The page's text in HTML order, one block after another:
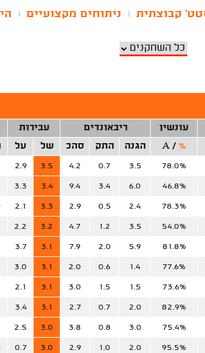
קבוצתית ניתוחים מקצועיים
עונשין ריבאונדים עבירות
%
/
A הגנה התק סהכ של על
78.0%
3.5
0.7
4.2
3.5
2.9
46.8%
6.0
3.4
9.4
3.4
3.3
78.3%
2.4
0.5
2.9
3.3
2.1
54.0%
3.5
1.2
4.7
3.2
2.2
81.8%
5.9
2.0
7.9
3.1
3.7
77.6%
1.4
0.6
2.0
3.1
3.0
73.6%
1.5
1.5
3.0
3.1
2.1
82.9%
2.0
0.7
2.7
3.1
3.4
75.4%
3.0
0.8
3.8
3.0
2.5
95.5%
2.0
1.0
2.9
3.0
0.7